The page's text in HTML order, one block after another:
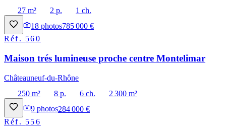
27 m²
2 p.
1 ch.
18 photos785 000 €
Réf. 560
Maison trés lumineuse proche centre Montelimar
Châteauneuf-du-Rhône
250 m²
8 p. 6 ch.
2 300 m²
9 photos284 000 €
Réf. 556